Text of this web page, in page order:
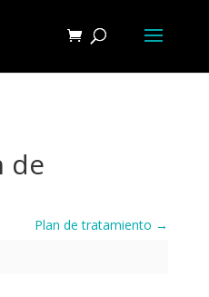
de
Plan de tratamiento